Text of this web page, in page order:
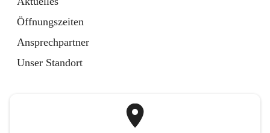
Öffnungszeiten
Ansprechpartner
Unser Standort
Tab
TRANSPORTE
Artikel
öffnet
in
neuem
Tab